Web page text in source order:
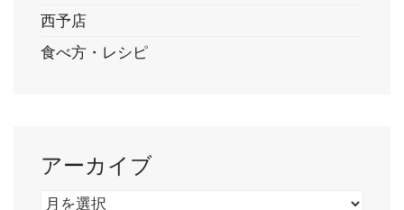
西予店
食べ方・レシピ
アーカイブ
ア